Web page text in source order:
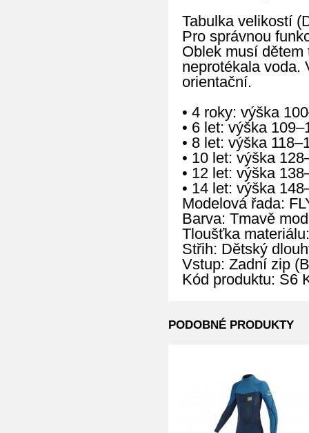
Tabulka velikostí
Pro správnou
Oblek musí
neprotékala voda.
orientační.
• 4 roky: výška
• 6 let: výška
• 8 let: výška
• 10 let: výška
• 12 let: výška
• 14 let: výška
Modelová řada:
Barva: Tmavě
Tloušťka
Střih: Dětský
Vstup: Zadní zip
Kód produktu: S6
PODOBNÉ PRODUKTY